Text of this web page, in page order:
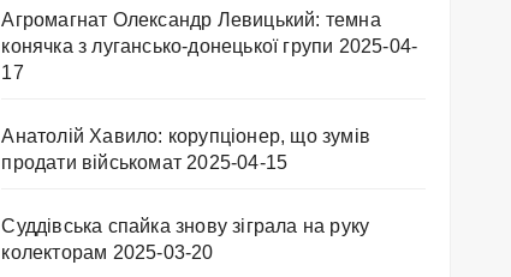
Агромагнат Олександр Левицький: темна
конячка з лугансько-донецької групи 2025-04-
17
Анатолій Хавило: корупціонер, що зумів
продати військомат 2025-04-15
Суддівська спайка знову зіграла на руку
колекторам 2025-03-20